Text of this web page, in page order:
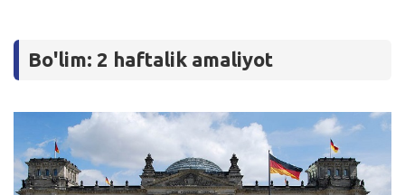
Tanlovlar
Kurslar
Blog
Bo'lim: 2 haftalik amaliyot